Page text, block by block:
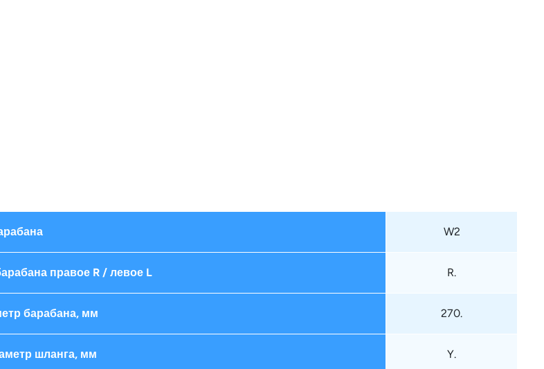
W2
правое R / левое L R.
барабана, мм 270.
шланга, мм Y.